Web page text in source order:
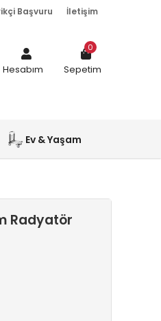
Başvuru İletişim
Hesabım Sepetim
0
Ev & Yaşam
Radyatör